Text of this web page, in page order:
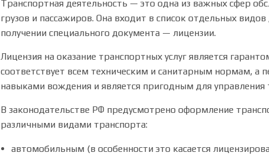
Транспортная деятельность — это одна из важных сфер
грузов и пассажиров. Она входит в список отдельных
получении специального документа — лицензии.
Лицензия на оказание транспортных услуг является
соответствует всем техническим и санитарным нормам, а
навыками вождения и является пригодным для управления
В законодательстве РФ предусмотрено оформление
различными видами транспорта:
автомобильным (в особенности это касается